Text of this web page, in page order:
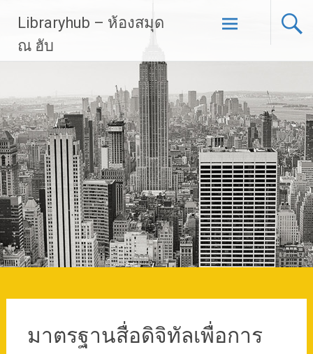
content
Libraryhub – ห้องสมุด
ณ ฮับ
มาตรฐานสื่อดิจิทัลเพื่อการ